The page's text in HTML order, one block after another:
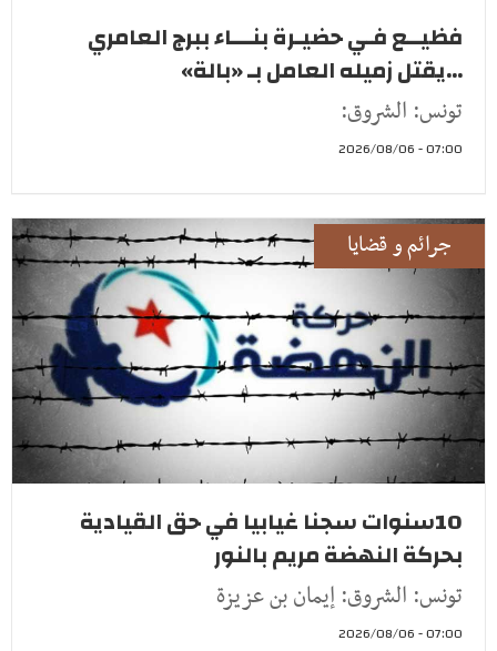
فظيــع فـي حضيـرة بنـــاء ببرج العامري
...يقتل زميله العامل بـ «بالة»
تونس: الشروق:
07:00 - 2026/08/06
جرائم و قضايا
10سنوات سجنا غيابيا في حق القيادية
بحركة النهضة مريم بالنور
تونس: الشروق: إيمان بن عزيزة
07:00 - 2026/08/06